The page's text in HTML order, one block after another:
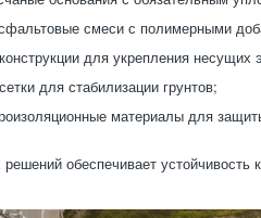
смеси с полимерными
для укрепления несущих
для стабилизации грунтов;
материалы для
решений обеспечивает